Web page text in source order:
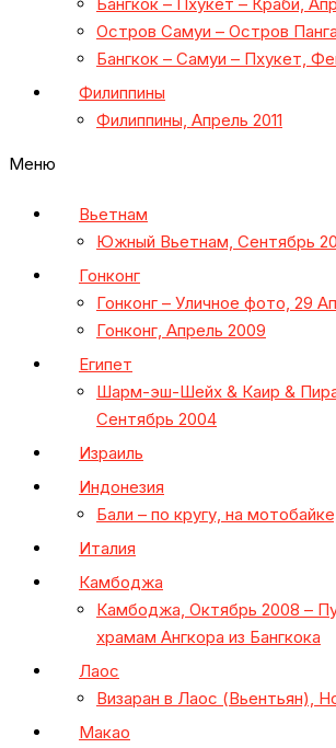
Остров Самуи – Остров
Бангкок – Самуи – Пхукет,
Филиппины
Филиппины, Апрель 2011
Меню
Вьетнам
Южный Вьетнам, Сентябрь
Гонконг
Гонконг – Уличное фото, 29
Гонконг, Апрель 2009
Египет
Шарм-эш-Шейх & Каир &
Сентябрь 2004
Израиль
Индонезия
Бали – по кругу, на
Италия
Камбоджа
Камбоджа, Октябрь 2008 –
храмам Ангкора из Бангкока
Лаос
Визаран в Лаос (Вьентьян),
Макао